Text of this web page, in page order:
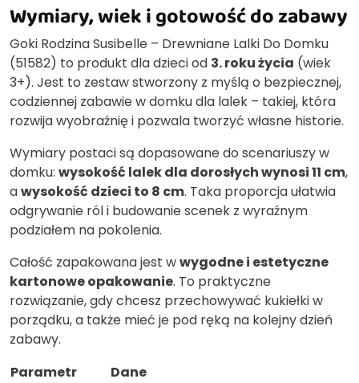
Wymiary, wiek i gotowość do zabawy
Goki Rodzina Susibelle – Drewniane Lalki Do Domku
(51582) to produkt dla dzieci od 3. roku życia (wiek
3+). Jest to zestaw stworzony z myślą o bezpiecznej,
codziennej zabawie w domku dla lalek – takiej, która
rozwija wyobraźnię i pozwala tworzyć własne historie.
Wymiary postaci są dopasowane do scenariuszy w
domku: wysokość lalek dla dorosłych wynosi 11 cm,
awysokość dzieci to 8 cm. Taka proporcja ułatwia
odgrywanie ról i budowanie scenek z wyraźnym
podziałem na pokolenia.
Całość zapakowana jest wwygodne i estetyczne
kartonowe opakowanie. To praktyczne
rozwiązanie, gdy chcesz przechowywać kukiełki w
porządku, a także mieć je pod ręką na kolejny dzień
zabawy.
Parametr
Dane